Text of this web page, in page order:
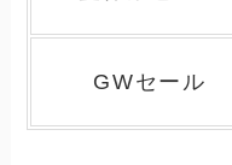
GWセール